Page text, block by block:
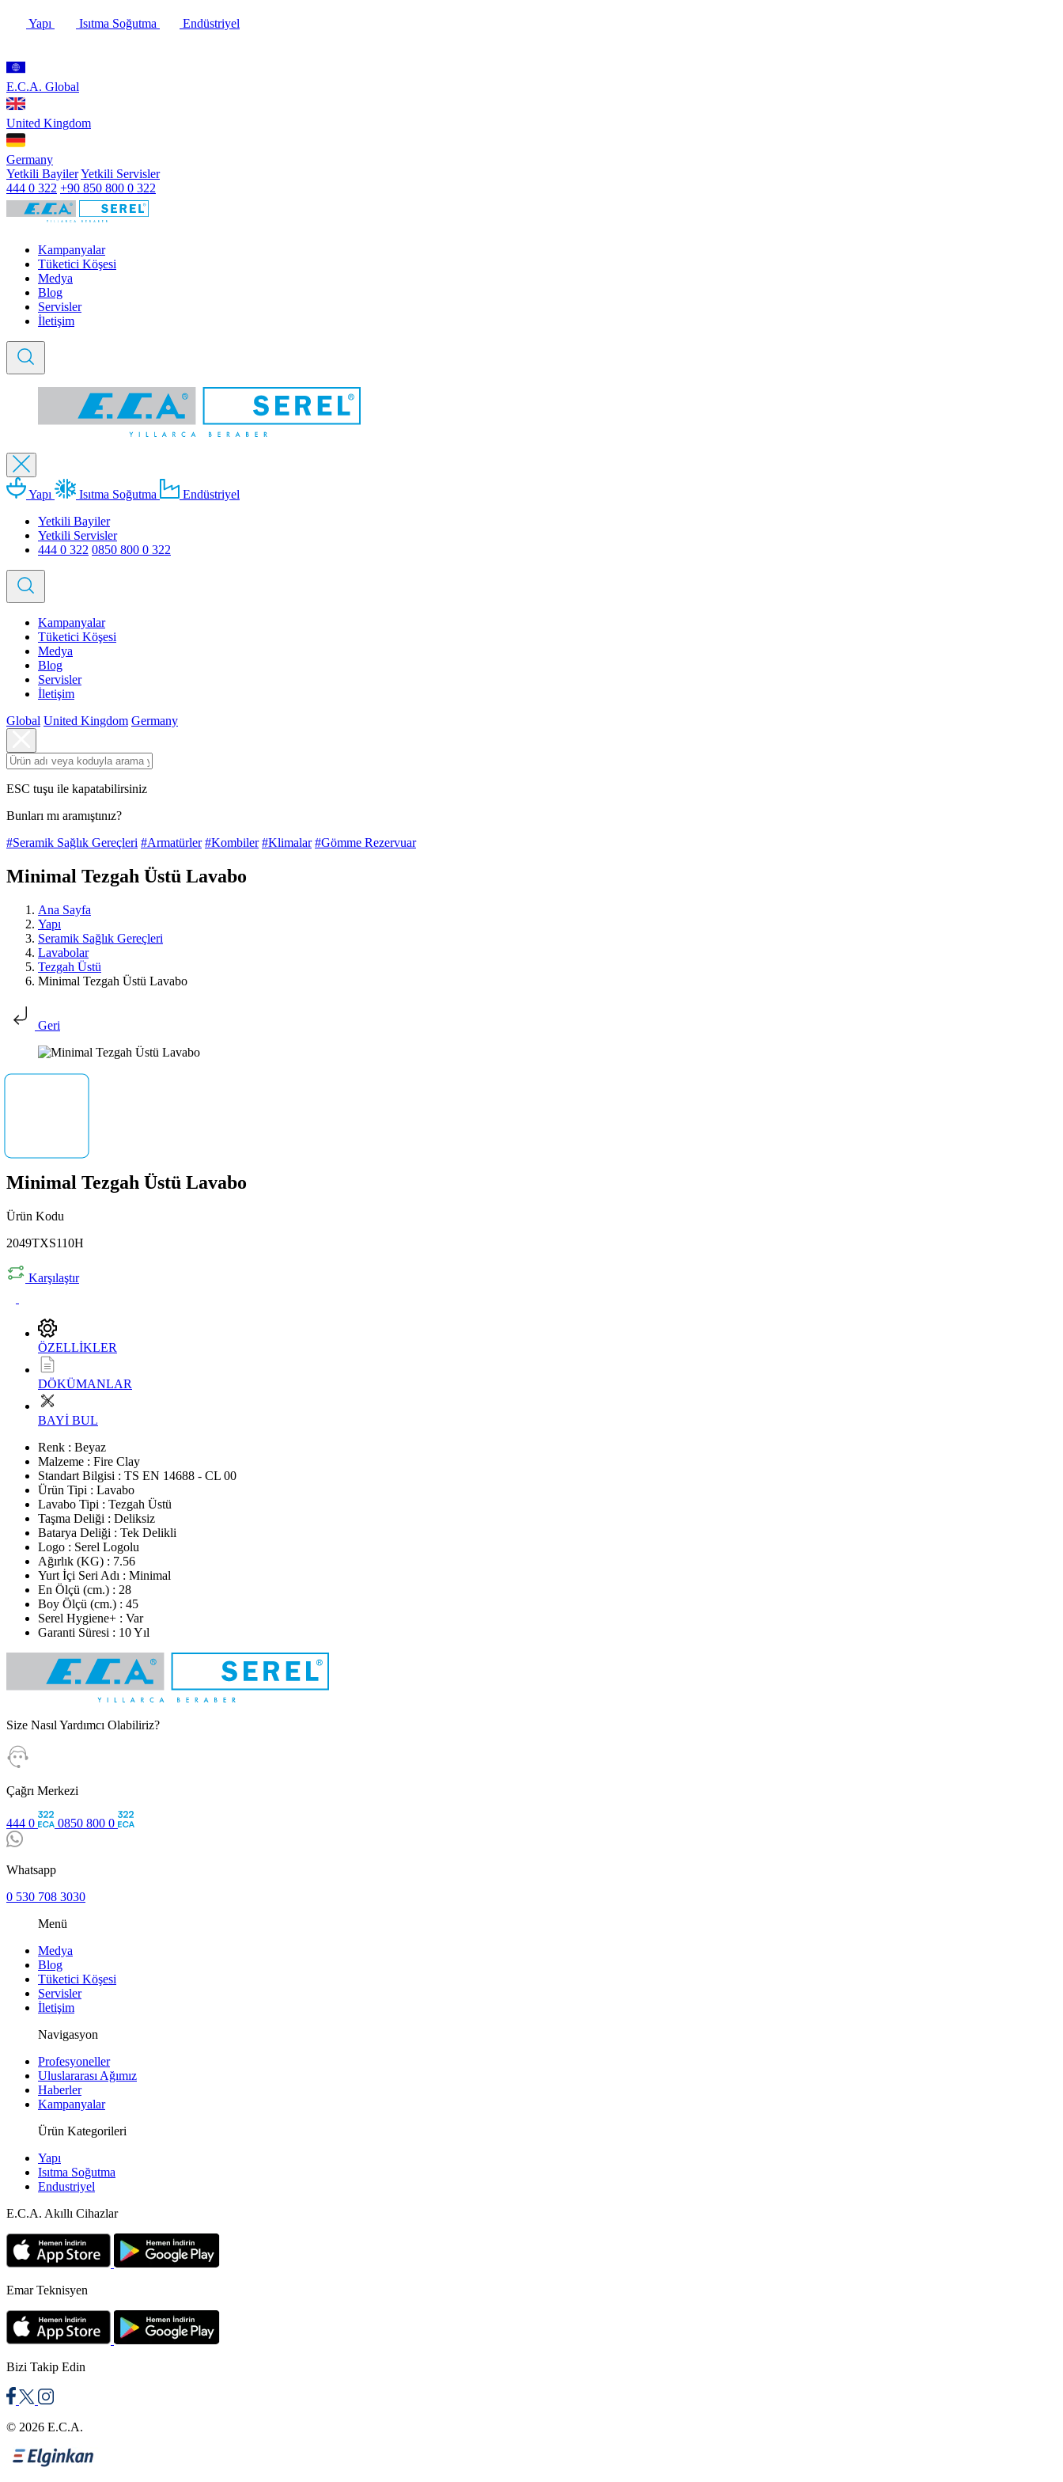
Yapı Isıtma Soğutma Endüstriyel
E.C.A. Global
United Kingdom
Germany
Yetkili BayilerYetkili Servisler
444 0 322 +90 850 800 0 322
Kampanyalar
Tüketici Köşesi
Medya
Blog
Servisler
İletişim
Yapı Isıtma Soğutma
Endüstriyel
Yetkili Bayiler
Yetkili Servisler
444 0 322 0850 800 0 322
Kampanyalar
Tüketici Köşesi
Medya
Blog
Servisler
İletişim
Global United Kingdom Germany
ESC tuşu ile kapatabilirsiniz
Bunları mı aramıştınız?
#Seramik Sağlık Gereçleri #Armatürler #Kombiler #Klimalar #Gömme Rezervuar
Minimal Tezgah Üstü Lavabo
Ana Sayfa
Yapı
Seramik Sağlık Gereçleri
Lavabolar
Tezgah Üstü
Minimal Tezgah Üstü Lavabo
Geri
Minimal Tezgah Üstü Lavabo
Ürün Kodu
2049TXS110H
Karşılaştır
ÖZELLİKLER
DÖKÜMANLAR
BAYİ BUL
Renk : Beyaz
Malzeme : Fire Clay
Standart Bilgisi : TS EN 14688 - CL 00
Ürün Tipi : Lavabo
Lavabo Tipi : Tezgah Üstü
Taşma Deliği : Deliksiz
Batarya Deliği : Tek Delikli
Logo : Serel Logolu
Ağırlık (KG) : 7.56
Yurt İçi Seri Adı : Minimal
En Ölçü (cm.) : 28
Boy Ölçü (cm.) : 45
Serel Hygiene+ : Var
Garanti Süresi : 10 Yıl
Size Nasıl Yardımcı Olabiliriz?
Çağrı Merkezi
444 0 0850 800 0
Whatsapp
0 530 708 3030
Menü
Medya
Blog
Tüketici Köşesi
Servisler
İletişim
Navigasyon
Profesyoneller
Uluslararası Ağımız
Haberler
Kampanyalar
Ürün Kategorileri
Yapı
Isıtma Soğutma
Endustriyel
E.C.A. Akıllı Cihazlar
Emar Teknisyen
Bizi Takip Edin
© 2026 E.C.A.